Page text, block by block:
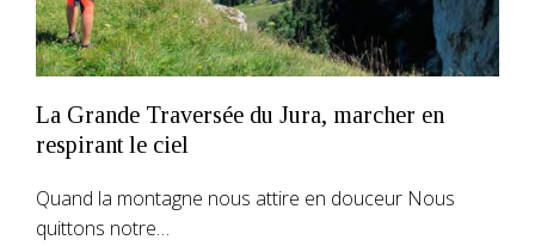
La Grande Traversée du Jura, marcher en
respirant le ciel
Quand la montagne nous attire en douceur Nous
quittons notre…